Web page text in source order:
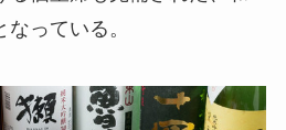
っている。